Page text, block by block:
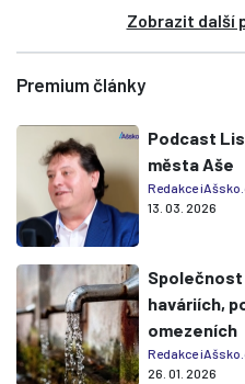
Zobrazit další
Premium články
Podcast
města Aše
Redakce
13. 03. 2026
Společnost
haváriích,
omezeních
Redakce
26. 01. 2026